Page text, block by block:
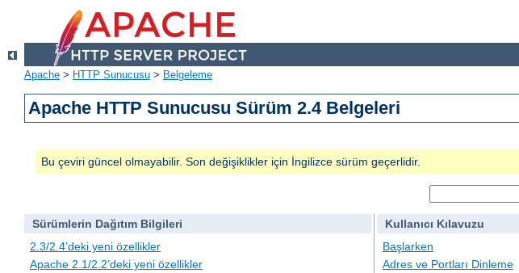
Apache > HTTP Sunucusu > Belgeleme
Apache HTTP Sunucusu Sürüm 2.4 Belgeleri
Bu çeviri güncel olmayabilir. Son değişiklikler için İngilizce sürüm geçerlidir.
Sürümlerin Dağıtım Bilgileri
2.3/2.4’deki yeni özellikler
Apache 2.1/2.2’deki yeni özellikler
Kullanıcı Kılavuzu
Başlarken
Adres ve Portları Dinleme